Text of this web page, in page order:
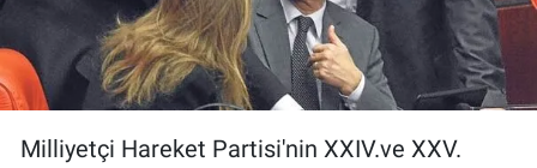
Milliyetçi Hareket Partisi'nin XXIV.ve XXV.